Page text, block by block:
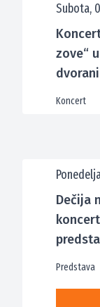
Subota,
zove“
dvorani
Koncert
Dečija
Predstava